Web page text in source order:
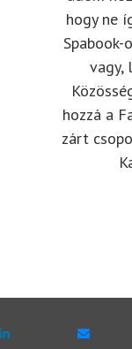
hogy ne
vagy,
hozzá a
zárt